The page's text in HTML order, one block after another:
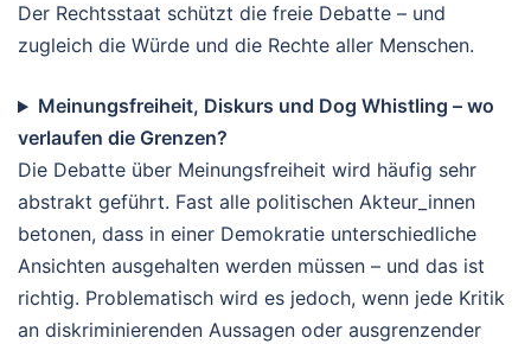
Der Rechtsstaat schützt die freie Debatte – und
zugleich die Würde und die Rechte aller Menschen.
Meinungsfreiheit, Diskurs und Dog Whistling – wo
verlaufen die Grenzen?
Die Debatte über Meinungsfreiheit wird häufig sehr
abstrakt geführt. Fast alle politischen Akteur_innen
betonen, dass in einer Demokratie unterschiedliche
Ansichten ausgehalten werden müssen – und das ist
richtig. Problematisch wird es jedoch, wenn jede Kritik
an diskriminierenden Aussagen oder ausgrenzender